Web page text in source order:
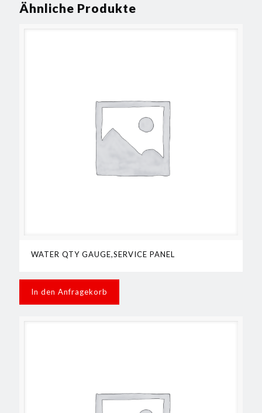
Ähnliche Produkte
WATER QTY GAUGE,SERVICE PANEL
In den Anfragekorb